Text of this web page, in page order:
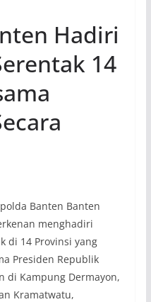
Hadiri
14
Banten Banten
menghadiri
di 14 Provinsi yang
Presiden Republik
di Kampung Dermayon,
Kramatwatu,